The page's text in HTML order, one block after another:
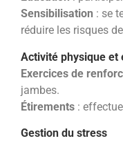
Sensibilisation : se
réduire les risques
Activité physique et
Exercices de
jambes.
Étirements :
Gestion du stress